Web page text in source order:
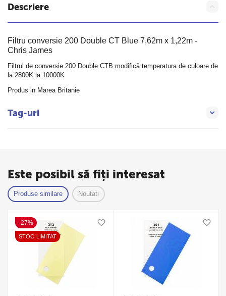
Descriere
Filtru conversie 200 Double CT Blue 7,62m x 1,22m -
Chris James
Filtrul de conversie 200 Double CTB modifică temperatura de culoare de
la 2800K la 10000K
Produs in Marea Britanie
Tag-uri
Este posibil să fiți interesat
Produse similare Noutati
-27%
STOC LIMITAT